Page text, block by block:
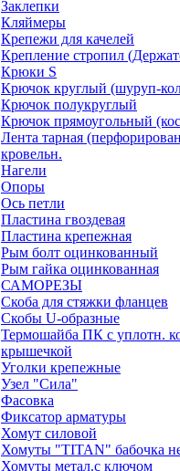
Заклепки
Кляймеры
Крепежи для качелей
Крепление стропил
Крюки S
Крючок круглый (шуруп-
Крючок полукруглый
Крючок прямоугольный
Лента тарная
кровельн.
Нагели
Опоры
Ось петли
Пластина гвоздевая
Пластина крепежная
Рым болт оцинкованный
Рым гайка оцинкованная
САМОРЕЗЫ
Скоба для стяжки фланцев
Скобы U-образные
Термошайба ПК с уплотн.
крышечкой
Уголки крепежные
Узел "Сила"
Фасовка
Фиксатор арматуры
Хомут силовой
Хомуты "TITAN" бабочка
Хомуты метал.с ключом